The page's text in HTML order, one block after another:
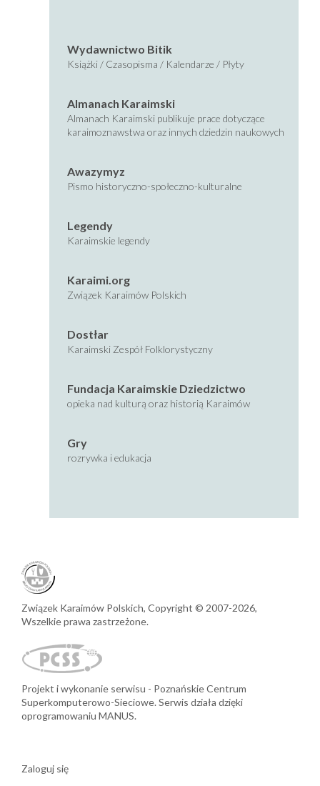
Wydawnictwo Bitik
Książki / Czasopisma / Kalendarze / Płyty
Almanach Karaimski
Almanach Karaimski publikuje prace dotyczące
karaimoznawstwa oraz innych dziedzin naukowych
Awazymyz
Pismo historyczno-społeczno-kulturalne
Legendy
Karaimskie legendy
Karaimi.org
Związek Karaimów Polskich
Dostłar
Karaimski Zespół Folklorystyczny
Fundacja Karaimskie Dziedzictwo
opieka nad kulturą oraz historią Karaimów
Gry
rozrywka i edukacja
Związek Karaimów Polskich, Copyright © 2007-2026,
Wszelkie prawa zastrzeżone.
Projekt i wykonanie serwisu
Poznańskie Centrum
Superkomputerowo-Sieciowe. Serwis działa dzięki
oprogramowaniu MANUS.
Zaloguj się